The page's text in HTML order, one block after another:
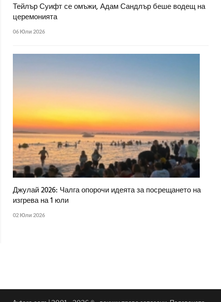
Тейлър Суифт се омъжи, Адам Сандлър беше водещ на
церемонията
06 Юли 2026
Джулай 2026: Чалга опорочи идеята за посрещането на
изгрева на 1 юли
02 Юли 2026